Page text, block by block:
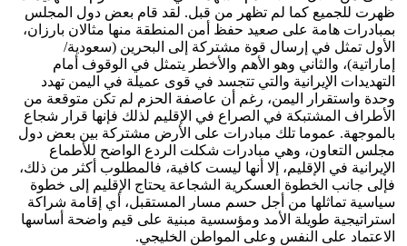
ظهرت للجميع كما لم تظهر من قبل. لقد قام بعض دول المجلس
بمبادرات هامة على صعيد حفظ أمن المنطقة منها مثالان بارزان،
الأول تمثل في إرسال قوة مشتركة إلى البحرين (سعودية/
إماراتية)، والثاني وهو الأهم والأخطر يتمثل في الوقوف أمام
التهديدات الإيرانية والتي تتجسد في قوى عميلة في اليمن تهدد
وحدة واستقرار اليمن، رغم أن عاصفة الحزم لم تكن متوقعة من
الأطراف المشتبكة في الصراع في الإقليم لذلك فإنها قرار شجاع
بالموجهة. عموما تلك مبادرات على الأرض مشتركة بين بعض دول
مجلس التعاون، وهي مبادرات شكلت الردع الواضح للأطماع
الإيرانية في الإقليم، إلا أنها ليست كافية، فالمطلوب أكثر من ذلك،
فإلى جانب الخطوة العسكرية الشجاعة يحتاج الإقليم إلى خطوة
سياسية تماثلها من أجل حسم مسار المستقبل، أي إقامة شراكة
استراتيجية طويلة الأمد ومؤسسية مبنية على قيم واضحة أساسها
الاعتماد على النفس وعلى المواطن الخليجي.